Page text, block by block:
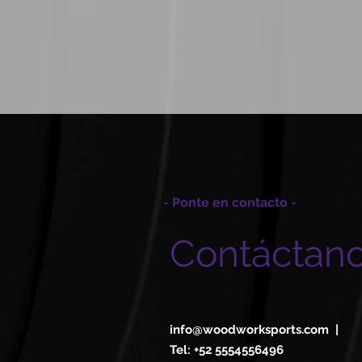
- Ponte en contacto -
info@woodworksports.com |
Tel: +52 5554556496